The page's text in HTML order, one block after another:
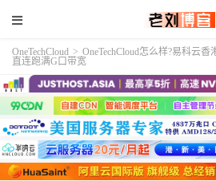
OneTechCloud > OneTechCloud怎么样?易科云
直连跑满G口带宽